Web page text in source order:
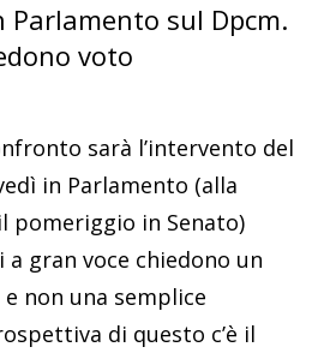
Parlamento sul Dpcm.
voto
sarà l’intervento del
in Parlamento (alla
pomeriggio in Senato)
gran voce chiedono un
non una semplice
di questo c’è il